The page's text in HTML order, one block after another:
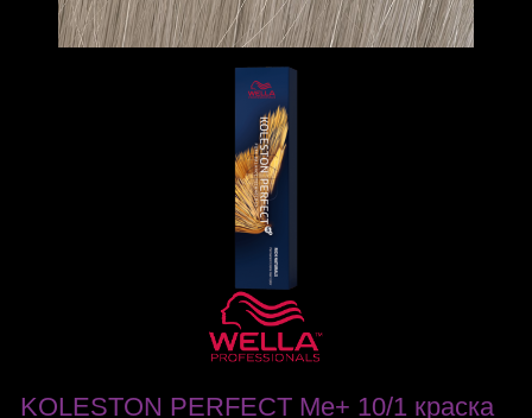
KOLESTON PERFECT Me+ 10/1 краска